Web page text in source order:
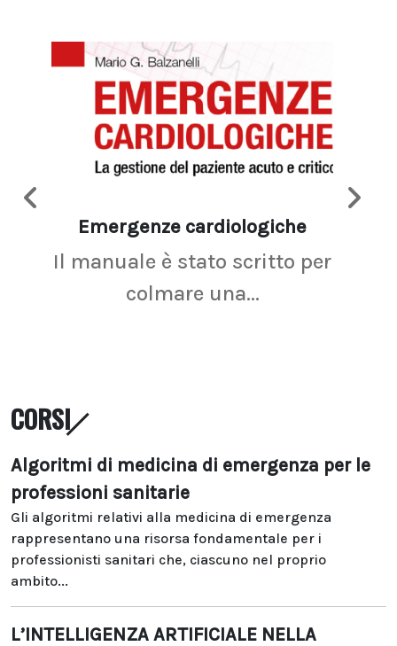
Emergenze cardiologiche
Il manuale è stato scritto per
colmare una...
CORSI
Algoritmi di medicina di emergenza per le
professioni sanitarie
Gli algoritmi relativi alla medicina di emergenza
rappresentano una risorsa fondamentale per i
professionisti sanitari che, ciascuno nel proprio
ambito...
L’INTELLIGENZA ARTIFICIALE NELLA